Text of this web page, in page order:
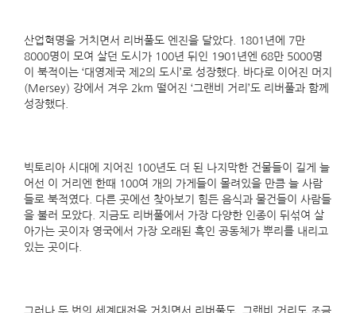
산업혁명을 거치면서 리버풀도 엔진을 달았다. 1801년에 7만
8000명이 모여 살던 도시가 100년 뒤인 1901년엔 68만 5000명
이 북적이는 ‘대영제국 제2의 도시’로 성장했다. 바다로 이어진 머지
(Mersey) 강에서 겨우 2km 떨어진 ‘그랜비 거리’도 리버풀과 함께
성장했다.
빅토리아 시대에 지어진 100년도 더 된 나지막한 건물들이 길게 늘
어선 이 거리엔 한때 100여 개의 가게들이 몰려있을 만큼 늘 사람
들로 북적였다. 다른 곳에선 찾아보기 힘든 음식과 물건들이 사람들
을 불러 모았다. 지금도 리버풀에서 가장 다양한 인종이 뒤섞여 살
아가는 곳이자 영국에서 가장 오래된 흑인 공동체가 뿌리를 내리고
있는 곳이다.
그러나 두 번의 세계대전을 거치면서 리버풀도, 그랜비 거리도 조금